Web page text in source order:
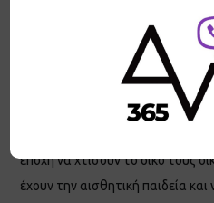
να κάνει την αρχιτεκτονική
την ανακαίνιση του ήδη
θα γελάνε με τη νέα μελέτη
άδειες βγαίνουν πλέον στην
εποχή να χτίσουν το δικό τους
έχουν την αισθητική παιδεία